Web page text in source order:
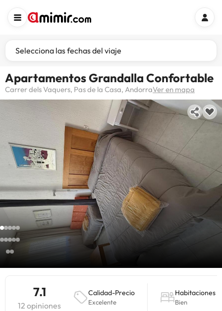
Selecciona las fechas del viaje
Apartamentos Grandalla Confortable
Carrer dels Vaquers, Pas de la Casa, AndorraVer en mapa
7.1
12 opiniones
Calidad-Precio
Excelente
Habitaciones
Bien